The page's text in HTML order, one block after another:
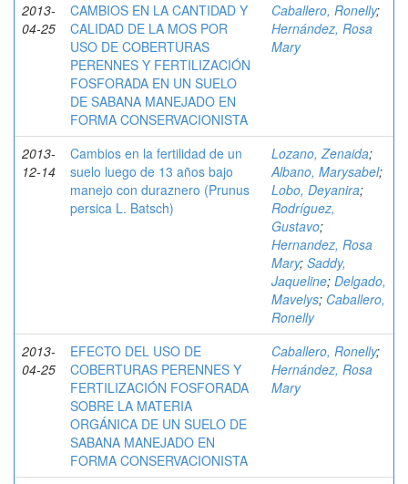
2013-
04-25
CAMBIOS EN LA CANTIDAD Y
CALIDAD DE LA MOS POR
USO DE COBERTURAS
PERENNES Y FERTILIZACIÓN
FOSFORADA EN UN SUELO
DE SABANA MANEJADO EN
FORMA CONSERVACIONISTA
Caballero, Ronelly;
Hernández, Rosa
Mary
2013-
12-14
Cambios en la fertilidad de un
suelo luego de 13 años bajo
manejo con duraznero (Prunus
persica L. Batsch)
Lozano, Zenaida;
Albano, Marysabel;
Lobo, Deyanira;
Rodríguez,
Gustavo;
Hernandez, Rosa
Mary; Saddy,
Jaqueline; Delgado,
Mavelys; Caballero,
Ronelly
2013-
04-25
EFECTO DEL USO DE
COBERTURAS PERENNES Y
FERTILIZACIÓN FOSFORADA
SOBRE LA MATERIA
ORGÁNICA DE UN SUELO DE
SABANA MANEJADO EN
FORMA CONSERVACIONISTA
Caballero, Ronelly;
Hernández, Rosa
Mary